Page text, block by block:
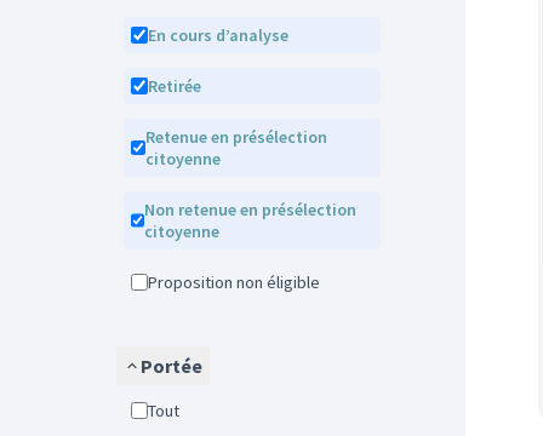
En cours d’analyse
Retirée
Retenue en présélection
citoyenne
Non retenue en présélection
citoyenne
Proposition non éligible
Portée
Tout